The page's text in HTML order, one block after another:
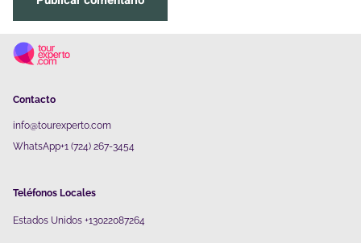
Contacto
info@tourexperto.com
WhatsApp+1 (724) 267-3454
Teléfonos Locales
Estados Unidos +13022087264